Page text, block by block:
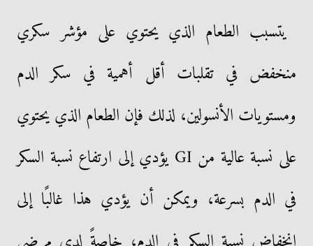
يتسبب الطعام الذي يحتوي على مؤشر سكري
منخفض في تقلبات أقل أهمية في سكر الدم
ومستويات الأنسولين، لذلك فإن الطعام الذي يحتوي
على نسبة عالية من GI يؤدي إلى ارتفاع نسبة السكر
في الدم بسرعة، ويمكن أن يؤدي هذا غالبًا إلى